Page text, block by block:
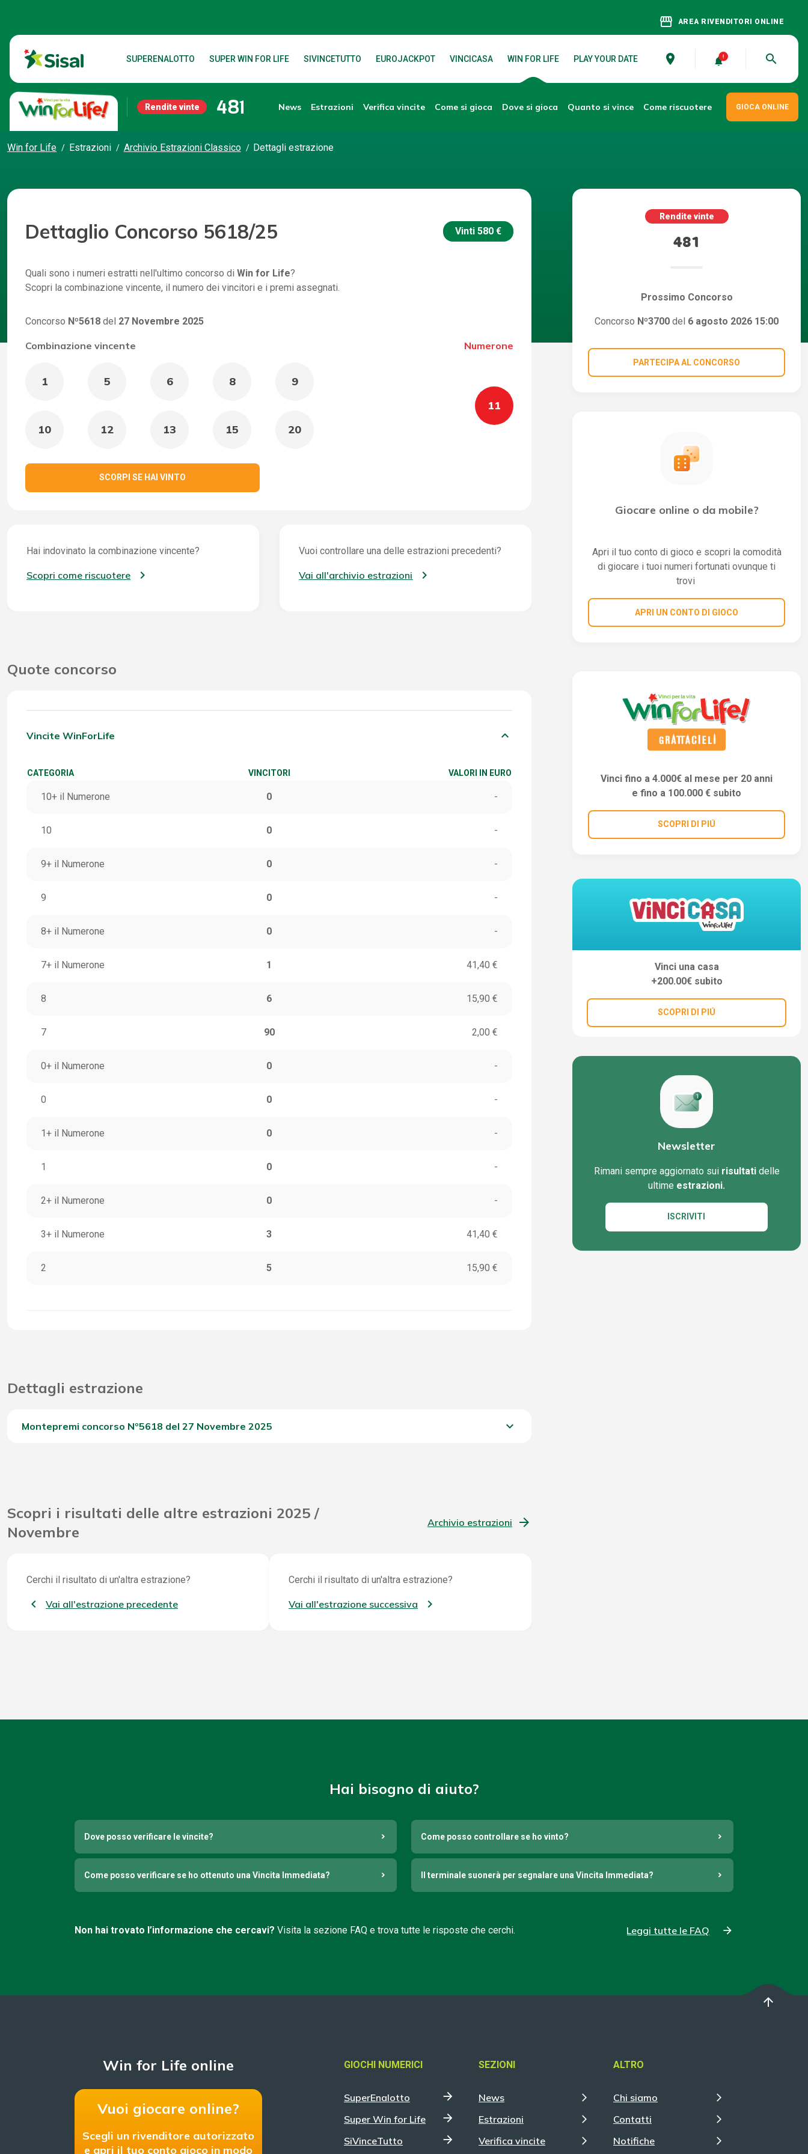
storefront AREA RIVENDITORI ONLINE
SUPERENALOTTO SUPER WIN FOR LIFE SIVINCETUTTO EUROJACKPOT VINCICASA WIN FOR LIFE PLAY YOUR DATE place search
Rendite vinte 481 News Estrazioni Verifica vincite Come si gioca Dove si gioca Quanto si vince Come riscuotere GIOCA ONLINE
Win for Life Estrazioni Archivio Estrazioni Classico Dettagli estrazione
Dettaglio Concorso 5618/25 Vinti 580 €
Quali sono i numeri estratti nell'ultimo concorso di Win for Life?
Scopri la combinazione vincente, il numero dei vincitori e i premi assegnati.
Concorso Nº5618 del 27 Novembre 2025
Combinazione vincente Numerone
1 5 6 8 9
10 12 13 15 20
11
SCORPI SE HAI VINTO
Hai indovinato la combinazione vincente?
Scopri come riscuotere
Vuoi controllare una delle estrazioni precedenti?
Vai all'archivio estrazioni
Quote concorso
Vincite WinForLife keyboard_arrow_down
CATEGORIA VINCITORI VALORI IN EURO
10+ il Numerone 0 -
10 0 -
9+ il Numerone 0 -
9 0 -
8+ il Numerone 0 -
7+ il Numerone 1 41,40 €
8 6 15,90 €
7 90 2,00 €
0+ il Numerone 0 -
0 0 -
1+ il Numerone 0 -
1 0 -
2+ il Numerone 0 -
3+ il Numerone 3 41,40 €
2 5 15,90 €
Dettagli estrazione
Montepremi concorso Nº5618 del 27 Novembre 2025 keyboard_arrow_down
Scopri i risultati delle altre estrazioni 2025 /
Novembre
Archivio estrazioni
Cerchi il risultato di un'altra estrazione?
Vai all'estrazione precedente
Cerchi il risultato di un'altra estrazione?
Vai all'estrazione successiva
Rendite vinte
481
Prossimo Concorso
Concorso Nº3700 del 6 agosto 2026 15:00
PARTECIPA AL CONCORSO
Giocare online o da mobile?
Apri il tuo conto di gioco e scopri la comodità
di giocare i tuoi numeri fortunati ovunque ti
trovi
APRI UN CONTO DI GIOCO
Vinci fino a 4.000€ al mese per 20 anni
e fino a 100.000 € subito
SCOPRI DI PIÚ
Vinci una casa
+200.00€ subito
SCOPRI DI PIÚ
Newsletter
Rimani sempre aggiornato sui risultatidelle
ultime estrazioni.
ISCRIVITI
Hai bisogno di aiuto?
Dove posso verificare le vincite? Come posso controllare se ho vinto?
Come posso verificare se ho ottenuto una Vincita Immediata? Il terminale suonerà per segnalare una Vincita Immediata?
Non hai trovato l’informazione che cercavi? Visita la sezione FAQ e trova tutte le risposte che cerchi. Leggi tutte le FAQ
arrow_upward
Win for Life online
Vuoi giocare online?
Scegli un rivenditore autorizzato
e apri il tuo conto gioco in modo
GIOCHI NUMERICI
SuperEnalotto
Super Win for Life
SiVinceTutto
SEZIONI
News
Estrazioni
Verifica vincite
ALTRO
Chi siamo
Contatti
Notifiche